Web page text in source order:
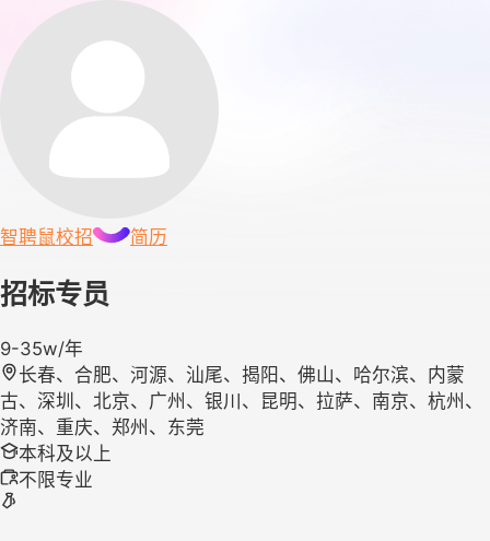
智聘鼠校招 简历
招标专员
9-35w/年
长春、合肥、河源、汕尾、揭阳、佛山、哈尔滨、内蒙
古、深圳、北京、广州、银川、昆明、拉萨、南京、杭州、
济南、重庆、郑州、东莞
本科及以上
不限专业